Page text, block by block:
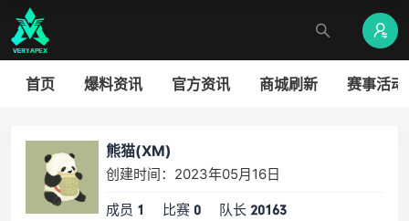
首页 爆料资讯 官方资讯 商城刷新 赛事活动
熊猫(XM)
创建时间：2023年05月16日
成员 1 比赛 0 队长 20163